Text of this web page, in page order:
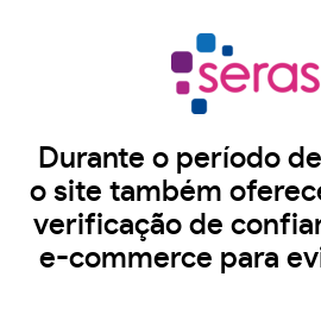
Durante o período
o site também
verificação de
e-commerce para